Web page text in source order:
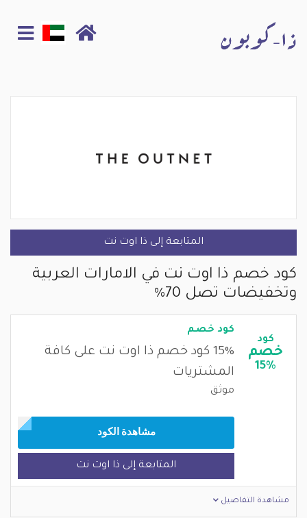
المتابعة إلى ذا اوت نت
كود خصم ذا اوت نت في الامارات العربية
وتخفيضات تصل 70%
كود
خصم
15%
كود خصم
15% كود خصم ذا اوت نت على كافة
المشتريات
موثق
مشاهدة الكود
المتابعة إلى ذا اوت نت
مشاهدة التفاصيل